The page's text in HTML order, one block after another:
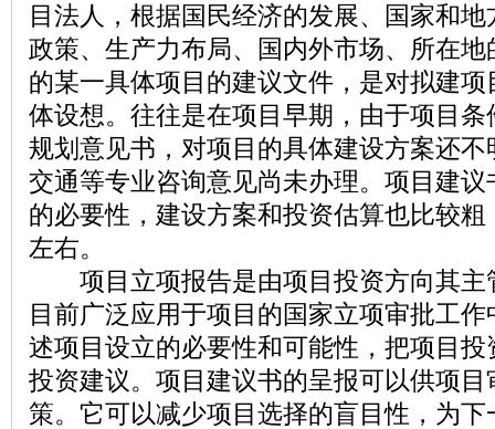
目法人，根据国民经济的发展、国家和
政策、生产力布局、国内外市场、所在
的某一具体项目的建议文件，是对拟建
体设想。往往是在项目早期，由于项目
规划意见书，对项目的具体建设方案还
交通等专业咨询意见尚未办理。项目建
的必要性，建设方案和投资估算也比较
左右。
项目立项报告是由项目投资方向其主
目前广泛应用于项目的国家立项审批工
述项目设立的必要性和可能性，把项目
投资建议。项目建议书的呈报可以供项
策。它可以减少项目选择的盲目性，为